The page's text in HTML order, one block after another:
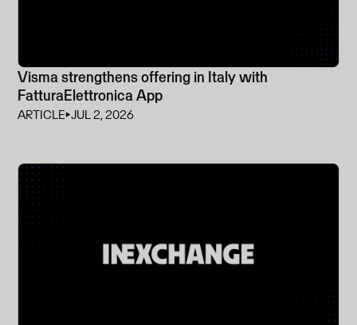
Visma strengthens offering in Italy with
FatturaElettronica App
ARTICLE⏵JUL 2, 2026